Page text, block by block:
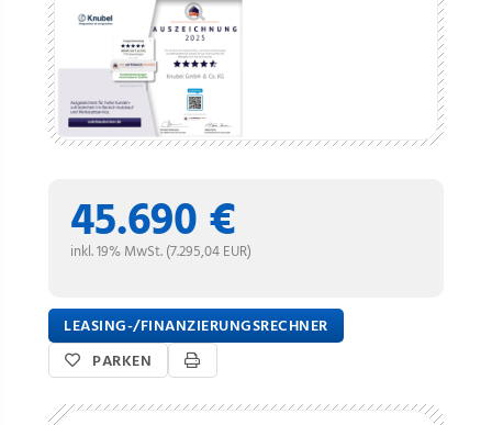
45.690 €
inkl. 19% MwSt. (7.295,04 EUR)
LEASING-/FINANZIERUNGSRECHNER
PARKEN